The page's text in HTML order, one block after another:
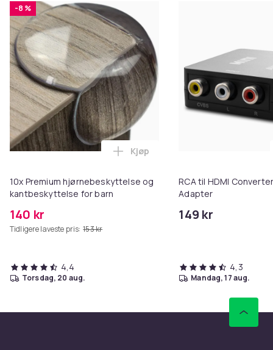
Artikkel nr.
3fa3a776-47e0-5240-bf82-362d9c0abd00
Produktsikkerhetsinformasjon
-8 %
10x Premium hjørnebeskyttelse og
kantbeskyttelse for barn
140 kr
Tidligere laveste pris: 153 kr
Legg 10x Premium
Kjøp
4,4
torsdag, 20 aug.
RCA til HDMI
Adapter
149 kr
4,3
mandag, 17 aug.